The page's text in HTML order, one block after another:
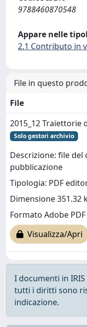
9788460870548
Appare nelle
2.1 Contributo in
File in questo
File
2015_12
Solo gestori archivio
Descrizione: file
pubblicazione
Tipologia: PDF
Dimensione 351.32
Formato Adobe PDF
Visualizza/Apri
I documenti in
tutti i diritti sono
indicazione.